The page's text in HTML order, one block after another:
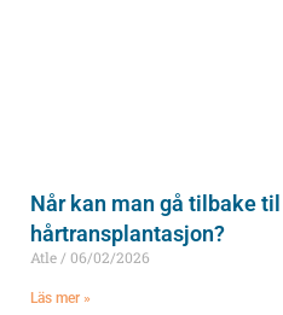
Når kan man gå tilbake
hårtransplantasjon?
Atle 06/02/2026
Läs mer »